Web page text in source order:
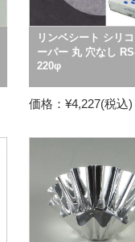
リンベシート シリ
ーパー 丸 穴なし
220φ
価格：¥4,227(税込)